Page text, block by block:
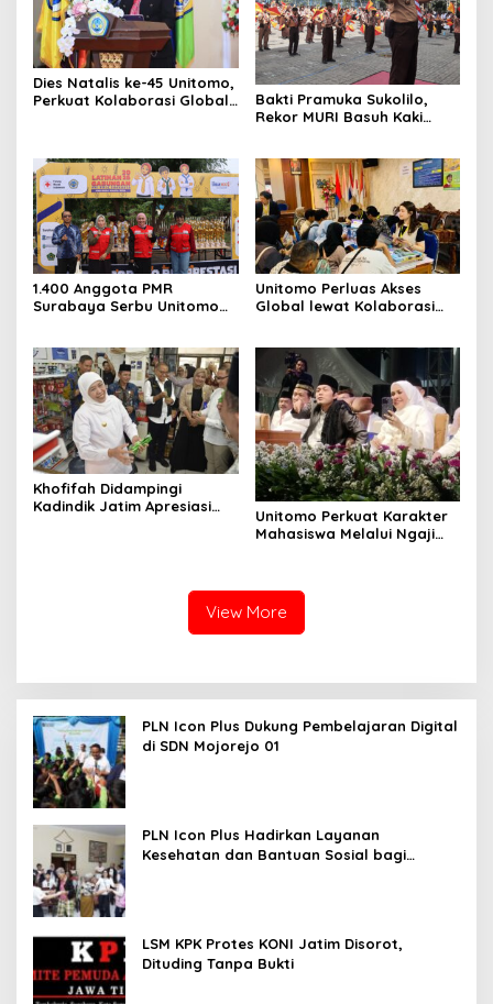
Dies Natalis ke-45 Unitomo,
Perkuat Kolaborasi Global
Bakti Pramuka Sukolilo,
Rekor MURI Basuh Kaki
1.400 Anggota PMR
Surabaya Serbu Unitomo
Unitomo Perluas Akses
Global lewat Kolaborasi
Khofifah Didampingi
Kadindik Jatim Apresiasi
Unitomo Perkuat Karakter
Mahasiswa Melalui Ngaji
View More
PLN Icon Plus Dukung Pembelajaran Digital
di SDN Mojorejo 01
PLN Icon Plus Hadirkan Layanan
Kesehatan dan Bantuan Sosial bagi
LSM KPK Protes KONI Jatim Disorot,
Dituding Tanpa Bukti